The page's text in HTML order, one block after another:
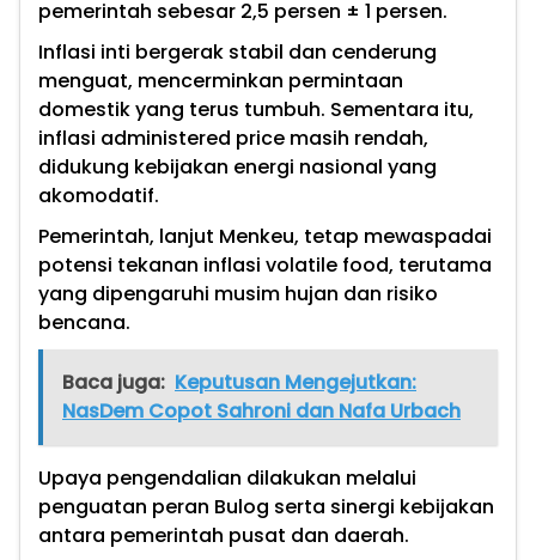
pemerintah sebesar 2,5 persen ± 1 persen.
Inflasi inti bergerak stabil dan cenderung
menguat, mencerminkan permintaan
domestik yang terus tumbuh. Sementara itu,
inflasi administered price masih rendah,
didukung kebijakan energi nasional yang
akomodatif.
Pemerintah, lanjut Menkeu, tetap mewaspadai
potensi tekanan inflasi volatile food, terutama
yang dipengaruhi musim hujan dan risiko
bencana.
Baca juga: Keputusan Mengejutkan:
NasDem Copot Sahroni dan Nafa Urbach
Upaya pengendalian dilakukan melalui
penguatan peran Bulog serta sinergi kebijakan
antara pemerintah pusat dan daerah.